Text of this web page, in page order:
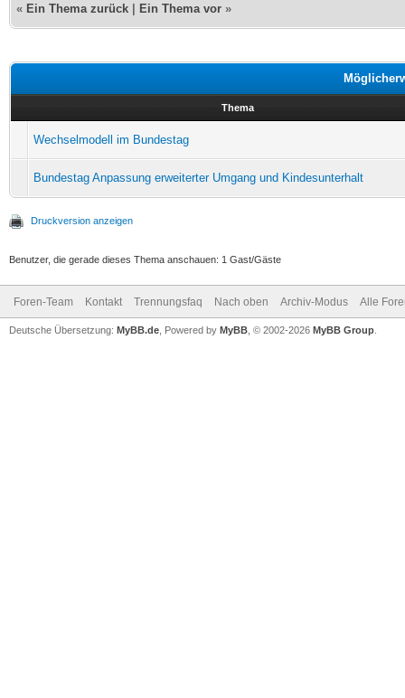
« Ein Thema zurück Ein Thema vor »
Thema
Wechselmodell im Bundestag
Bundestag Anpassung erweiterter Umgang und Kindesunterhalt
Druckversion anzeigen
Benutzer, die gerade dieses Thema anschauen: 1 Gast/Gäste
Foren-Team Kontakt Trennungsfaq Nach oben Archiv-Modus Alle
Deutsche Übersetzung: MyBB.de , Powered by MyBB , © 2002-2026 MyBB Group